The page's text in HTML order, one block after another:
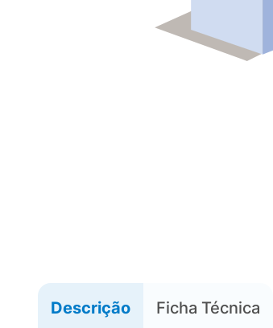
Descrição Ficha Técnica